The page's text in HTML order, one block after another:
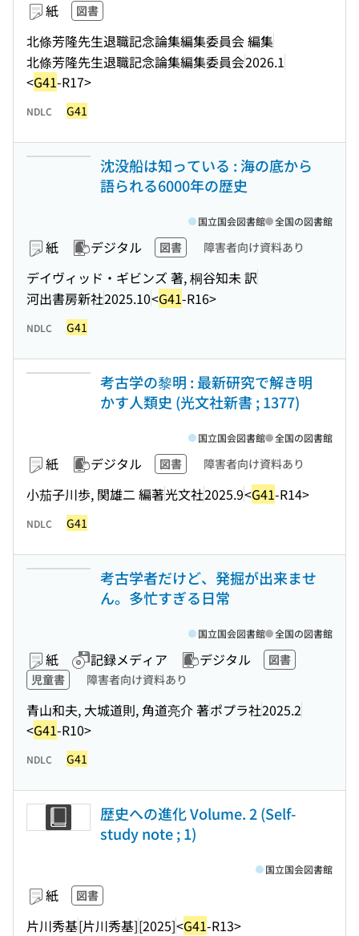
紙 図書
北條芳隆先生退職記念論集編集委員会 編集
北條芳隆先生退職記念論集編集委員会2026.1
<G41-R17>
NDLC G41
沈没船は知っている : 海の底から
語られる6000年の歴史
紙 デジタル 図書 障害者向け資料あり
デイヴィッド・ギビンズ 著, 桐谷知未 訳
河出書房新社2025.10<G41-R16>
国立国会図書館 全国の図書館
NDLC G41
考古学の黎明 : 最新研究で解き明
かす人類史 (光文社新書 ; 1377)
紙 デジタル 図書 障害者向け資料あり
小茄子川歩, 関雄二 編著光文社2025.9<G41-R14>
国立国会図書館 全国の図書館
NDLC G41
考古学者だけど、発掘が出来ませ
ん。多忙すぎる日常
紙 記録メディア デジタル
図書
児童書
障害者向け資料あり
青山和夫, 大城道則, 角道亮介 著ポプラ社2025.2
<G41-R10>
国立国会図書館 全国の図書館
NDLC G41
歴史への進化 Volume. 2 (Self-
study note ; 1)
紙 図書
片川秀基[片川秀基][2025]<G41-R13>
国立国会図書館